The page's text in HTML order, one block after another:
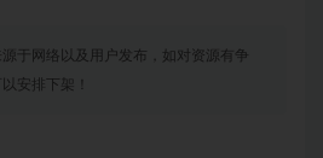
于网络以及用户发布，如对资源有争
安排下架！